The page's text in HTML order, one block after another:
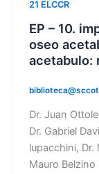
21 ELCCR
EP – 10.
oseo
acetabulo:
Dr. Juan
Dr. Gabriel
lupacchini, Dr.
Mauro Belzino